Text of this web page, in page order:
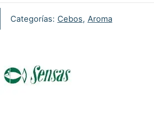
Categorías: Cebos, Aroma